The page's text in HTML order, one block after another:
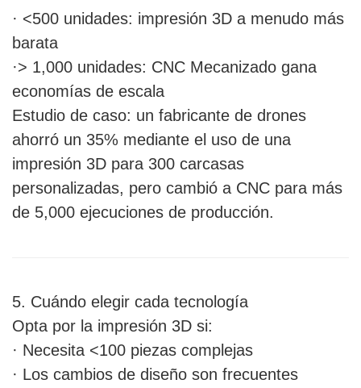
· <500 unidades: impresión 3D a menudo más
barata
·> 1,000 unidades: CNC Mecanizado gana
economías de escala
Estudio de caso: un fabricante de drones
ahorró un 35% mediante el uso de una
impresión 3D para 300 carcasas
personalizadas, pero cambió a CNC para más
de 5,000 ejecuciones de producción.
5. Cuándo elegir cada tecnología
Opta por la impresión 3D si:
· Necesita <100 piezas complejas
· Los cambios de diseño son frecuentes